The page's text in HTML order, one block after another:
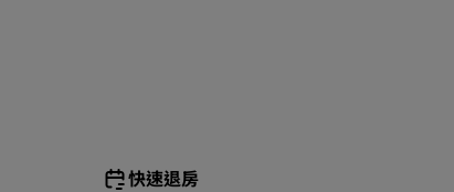
快速退房